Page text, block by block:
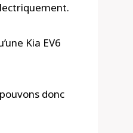
Kia EV6
donc